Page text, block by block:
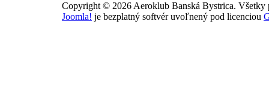
Copyright © 2026 Aeroklub Banská Bystrica. Všetky
Joomla! je bezplatný softvér uvoľnený pod licenciou